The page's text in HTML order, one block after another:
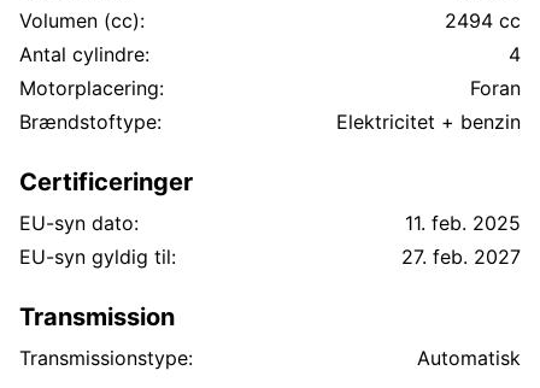
Volumen (cc):
2494 cc
Antal cylindre:
4
Motorplacering:
Foran
Brændstoftype:
Elektricitet + benzin
Certificeringer
EU-syn dato:
11. feb. 2025
EU-syn gyldig til:
27. feb. 2027
Transmission
Transmissionstype: Automatisk